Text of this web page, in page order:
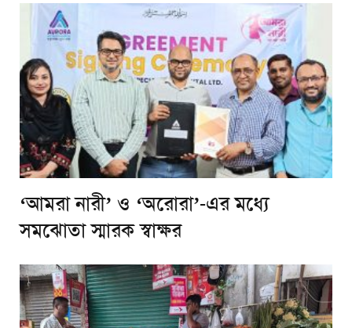
‘আমরা নারী’ ও ‘অরোরা’-এর মধ্যে
সমঝোতা স্মারক স্বাক্ষর